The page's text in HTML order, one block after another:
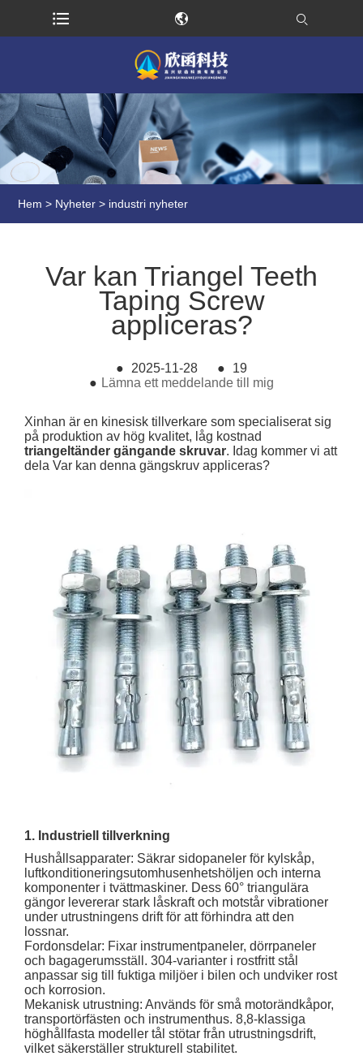
Hem > Nyheter > industri nyheter
Var kan Triangel Teeth
Taping Screw
appliceras?
● 2025-11-28 ●
19
● Lämna ett meddelande till mig
Xinhan är en kinesisk tillverkare som specialiserat sig
på produktion av hög kvalitet, låg kostnad
triangeltänder gängande skruvar. Idag kommer vi att
dela Var kan denna gängskruv appliceras?
1. Industriell tillverkning
Hushållsapparater: Säkrar sidopaneler för kylskåp,
luftkonditioneringsutomhusenhetshöljen och interna
komponenter i tvättmaskiner. Dess 60° triangulära
gängor levererar stark låskraft och motstår vibrationer
under utrustningens drift för att förhindra att den
lossnar.
Fordonsdelar: Fixar instrumentpaneler, dörrpaneler
och bagagerumsställ. 304-varianter i rostfritt stål
anpassar sig till fuktiga miljöer i bilen och undviker rost
och korrosion.
Mekanisk utrustning: Används för små motorändkåpor,
transportörfästen och instrumenthus. 8,8-klassiga
höghållfasta modeller tål stötar från utrustningsdrift,
vilket säkerställer strukturell stabilitet.